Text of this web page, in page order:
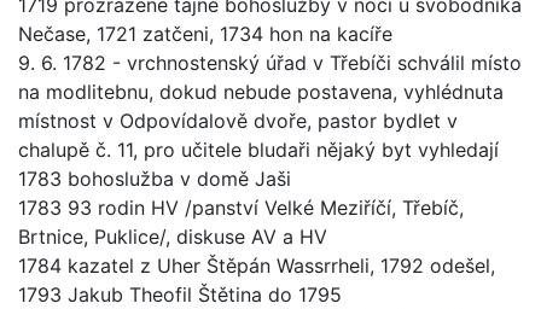
Nečase, 1721 zatčeni, 1734 hon na kacíře
9. 6. 1782 - vrchnostenský úřad v Třebíči schválil místo
na modlitebnu, dokud nebude postavena, vyhlédnuta
místnost v Odpovídalově dvoře, pastor bydlet v
chalupě č. 11, pro učitele bludaři nějaký byt vyhledají
1783 bohoslužba v domě Jaši
1783 93 rodin HV /panství Velké Meziříčí, Třebíč,
Brtnice, Puklice/, diskuse AV a HV
1784 kazatel z Uher Štěpán Wassrrheli, 1792 odešel,
1793 Jakub Theofil Štětina do 1795